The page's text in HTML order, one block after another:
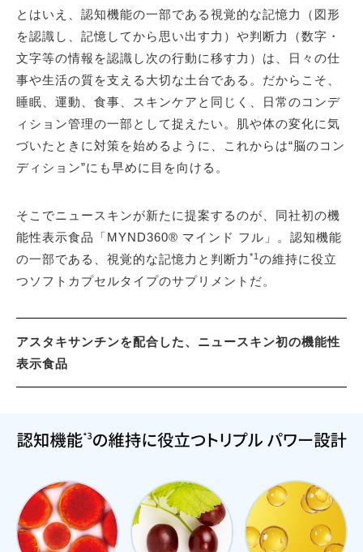
とはいえ、認知機能の一部である視覚的な記憶力（図形
を認識し、記憶してから思い出す力）や判断力（数字・
文字等の情報を認識し次の行動に移す力）は、日々の仕
事や生活の質を支える大切な土台である。だからこそ、
睡眠、運動、食事、スキンケアと同じく、日常のコンデ
ィション管理の一部として捉えたい。肌や体の変化に気
づいたときに対策を始めるように、これからは“脳のコン
ディション”にも早めに目を向ける。
そこでニュースキンが新たに提案するのが、同社初の機
能性表示食品「MYND360® マインド フル」。認知機能
の一部である、視覚的な記憶力と判断力 *1 の維持に役立
つソフトカプセルタイプのサプリメントだ。
アスタキサンチンを配合した、ニュースキン初の機能性
表示食品